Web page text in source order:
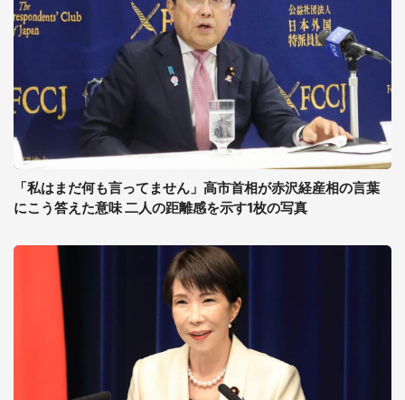
「私はまだ何も言ってません」高市首相が赤沢経産相の言葉
にこう答えた意味 二人の距離感を示す1枚の写真